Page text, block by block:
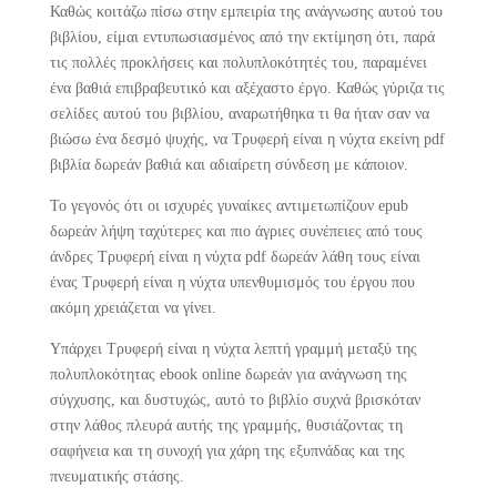
Καθώς κοιτάζω πίσω στην εμπειρία της ανάγνωσης αυτού του
βιβλίου, είμαι εντυπωσιασμένος από την εκτίμηση ότι, παρά
τις πολλές προκλήσεις και πολυπλοκότητές του, παραμένει
ένα βαθιά επιβραβευτικό και αξέχαστο έργο. Καθώς γύριζα τις
σελίδες αυτού του βιβλίου, αναρωτήθηκα τι θα ήταν σαν να
βιώσω ένα δεσμό ψυχής, να Τρυφερή είναι η νύχτα εκείνη pdf
βιβλία δωρεάν βαθιά και αδιαίρετη σύνδεση με κάποιον.
Το γεγονός ότι οι ισχυρές γυναίκες αντιμετωπίζουν epub
δωρεάν λήψη ταχύτερες και πιο άγριες συνέπειες από τους
άνδρες Τρυφερή είναι η νύχτα pdf δωρεάν λάθη τους είναι
ένας Τρυφερή είναι η νύχτα υπενθυμισμός του έργου που
ακόμη χρειάζεται να γίνει.
Υπάρχει Τρυφερή είναι η νύχτα λεπτή γραμμή μεταξύ της
πολυπλοκότητας ebook online δωρεάν για ανάγνωση της
σύγχυσης, και δυστυχώς, αυτό το βιβλίο συχνά βρισκόταν
στην λάθος πλευρά αυτής της γραμμής, θυσιάζοντας τη
σαφήνεια και τη συνοχή για χάρη της εξυπνάδας και της
πνευματικής στάσης.